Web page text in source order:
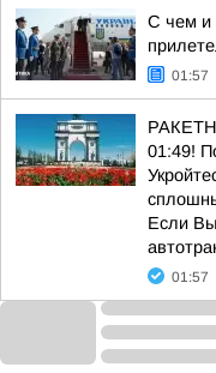
С чем и
01:57
01:49!
Если
01:57